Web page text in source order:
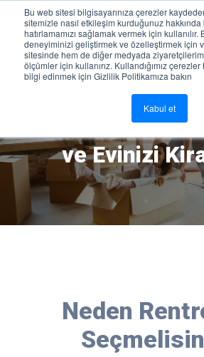
Bu web sitesi bilgisayarınıza çerezler
sitemizle nasıl etkileşim kurduğunuz
hatırlamamızı sağlamak vermek için
deneyiminizi geliştirmek ve özelleştirmek için
sitesinde hem de diğer medyada
ölçümler için kullanırız. Kullandığımız
bilgi edinmek için Gizlilik Politikamıza bakın
Kabul et
Ücretsiz Olarak
ve Evinizi
Neden